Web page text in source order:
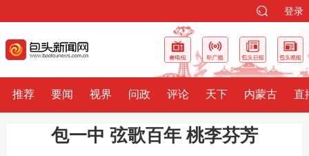
登录
推荐 要闻 视界 问政 评论 天下 内蒙古 直
包一中 弦歌百年 桃李芬芳